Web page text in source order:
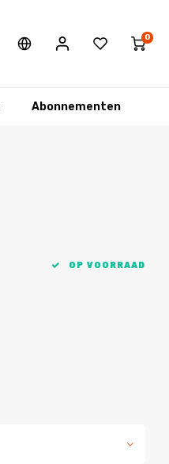
0
Abonnementen
OP VOORRAAD